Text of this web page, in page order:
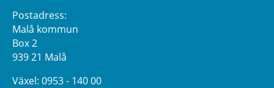
Postadress:
Malå kommun
Box 2
939 21 Malå
Växel: 0953 - 140 00